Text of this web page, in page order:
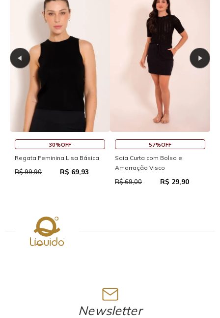
30%OFF
Regata Feminina Lisa Básica
R$ 99,90 R$ 69,93
57%OFF
Saia Curta com Bolso e
Amarração Visco
R$ 69,00 R$ 29,90
Newsletter